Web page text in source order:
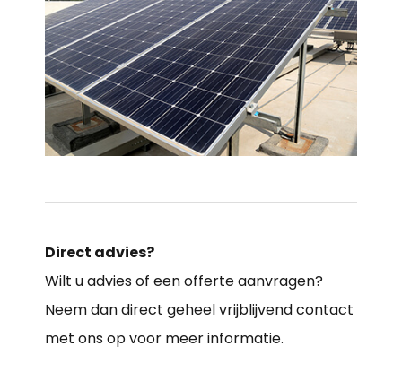
Direct advies?
Wilt u advies of een offerte aanvragen?
Neem dan direct geheel vrijblijvend contact
met ons op voor meer informatie.